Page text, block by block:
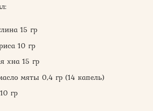
15 гр
10 гр
хна 15 гр
мяты 0,4 гр (14 капель)
гр